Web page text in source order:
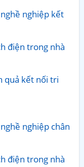
nghiệp kết
điện trong nhà
quả kết nối tri
nghiệp chân
điện trong nhà